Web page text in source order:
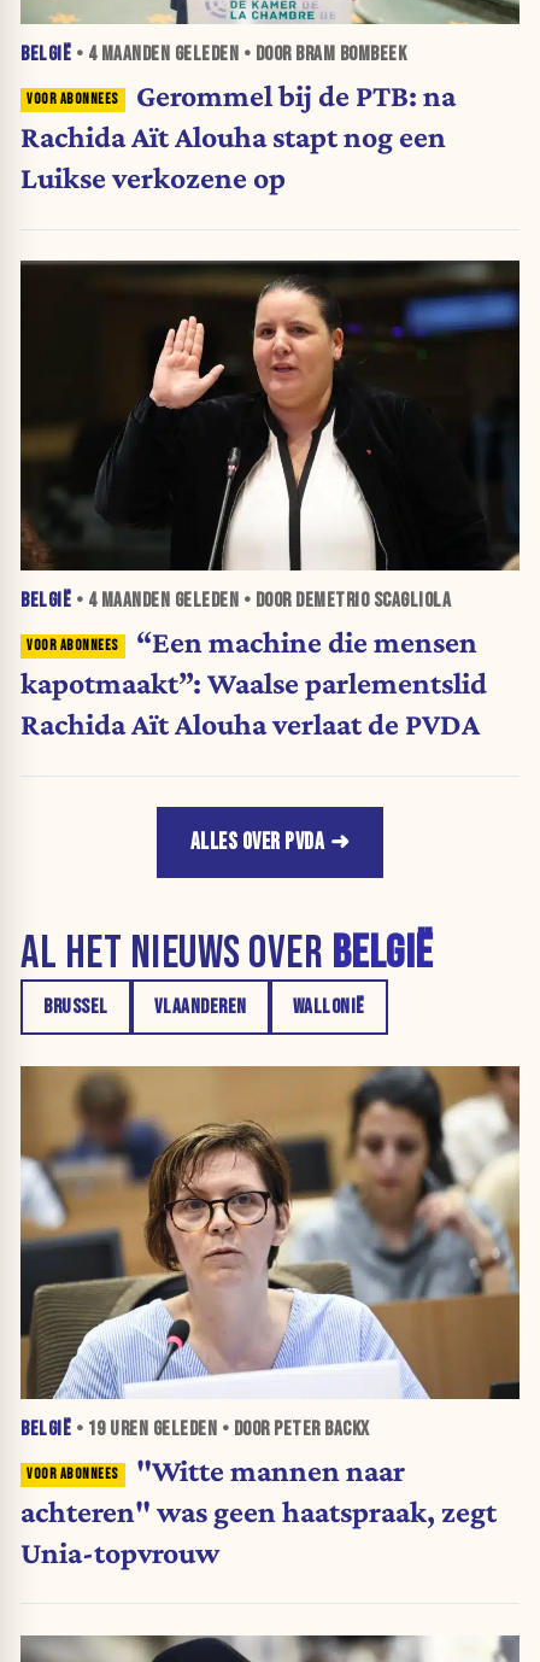
BELGIË • 4 MAANDEN GELEDEN • DOOR BRAM BOMBEEK
Gerommel bij de PTB: na
Rachida Aït Alouha stapt nog een
Luikse verkozene op
BELGIË • 4 MAANDEN GELEDEN • DOOR DEMETRIO SCAGLIOLA
“Een machine die mensen
kapotmaakt”: Waalse parlementslid
Rachida Aït Alouha verlaat de PVDA
ALLES OVER PVDA
AL HET NIEUWS OVER BELGIË
BRUSSEL VLAANDEREN WALLONIË
BELGIË • 19 UREN GELEDEN • DOOR PETER BACKX
"Witte mannen naar
achteren" was geen haatspraak, zegt
Unia-topvrouw